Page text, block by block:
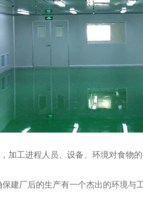
工进程人员、设备、环境对食物的
建厂后的生产有一个杰出的环境与工